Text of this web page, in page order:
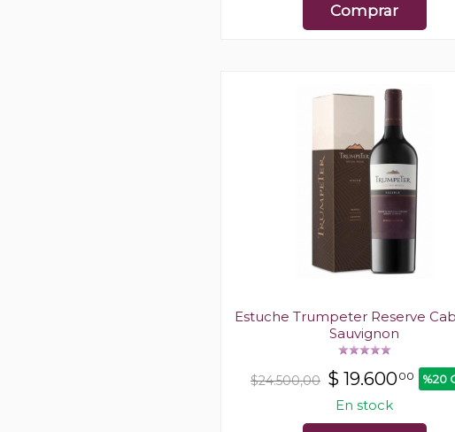
Comprar
Estuche Trumpeter Reserve
Sauvignon
$24.500,00 $ 19.60000 %20
En stock